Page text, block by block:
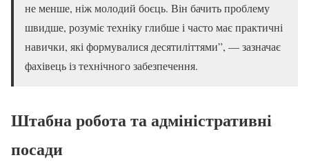
не менше, ніж молодий боєць. Він бачить проблему
швидше, розуміє техніку глибше і часто має практичні
навички, які формувалися десятиліттями”, — зазначає
фахівець із технічного забезпечення.
Штабна робота та адміністративні
посади